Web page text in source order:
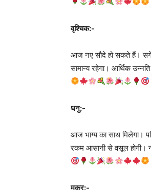
वृश्चिक:-
आज नए सौदे हो सकते हैं। सगे
सामान्य रहेगा। आर्थिक
धनु:-
आज भाग्य का साथ मिलेगा।
रकम आसानी से वसूल होगी।
मकर:-